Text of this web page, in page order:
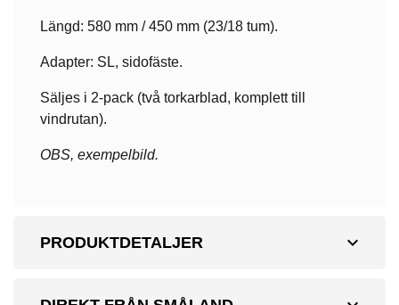
Längd: 580 mm / 450 mm (23/18 tum).
Adapter: SL, sidofäste.
Säljes i 2-pack (två torkarblad, komplett till
vindrutan).
OBS, exempelbild.
expand_more
PRODUKTDETALJER